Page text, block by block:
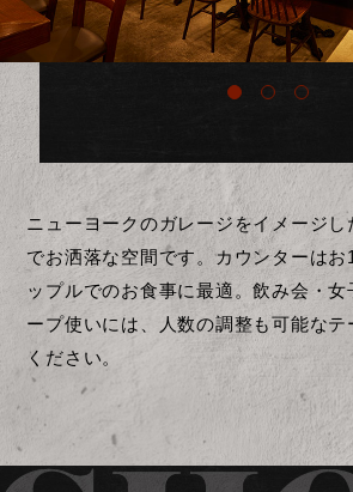
ニューヨークのガレージをイメージし
でお洒落な空間です。カウンターはお
ップルでのお食事に最適。飲み会・
ープ使いには、人数の調整も可能なテ
ください。